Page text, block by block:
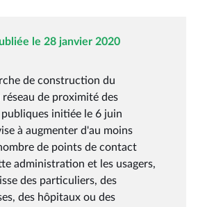
le 28 janvier 2020
de construction du
réseau de proximité des
initiée le 6 juin
à augmenter d'au moins
de points de contact
administration et les usagers,
des particuliers, des
des hôpitaux ou des